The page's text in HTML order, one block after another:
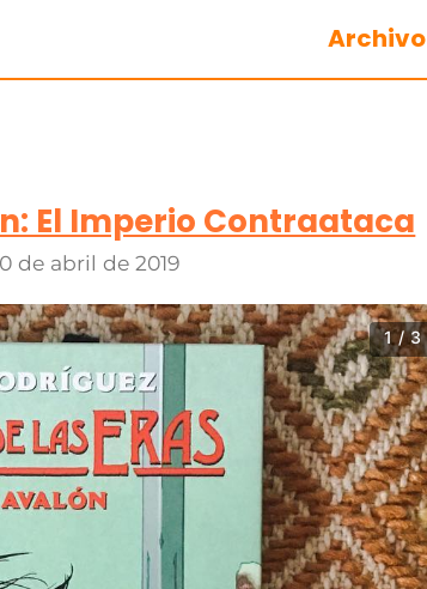
Archivo
El Imperio Contraataca
de abril de 2019
1 / 3